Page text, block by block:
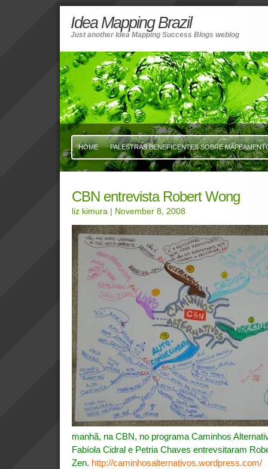
Idea Mapping Brazil
Just another Idea Mapping Success Blogs weblog
HOME PALESTRAS BENEFICENTES SOBRE
CBN entrevista Robert Wong
liz kimura | November 8, 2008
manhã, na CBN, no programa Caminhos
Fabíola Cidral e Petria Chaves entrevsitaram
Zen. http://caminhosalternativos.wordpress.com/